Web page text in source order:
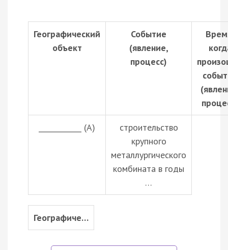
Географический
объект
Событие
(явление,
процесс)
____________ (А)
строительство
крупного
металлургического
комбината в годы
…
Географиче…